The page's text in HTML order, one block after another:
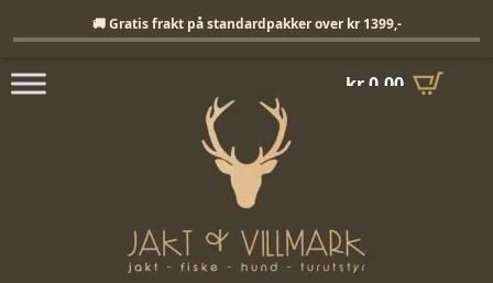
kr0,00
🚚 Gratis frakt på standardpakker over kr 1399,-